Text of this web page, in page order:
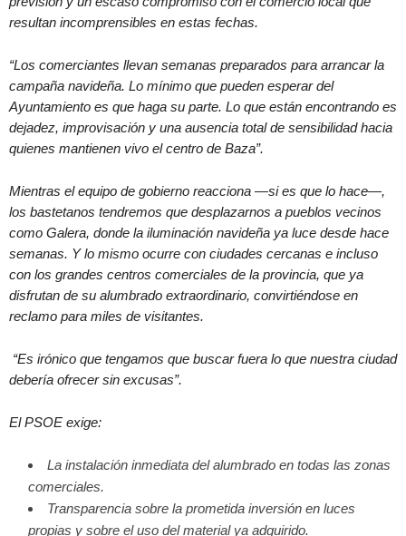
resultan incomprensibles en estas fechas.
“Los comerciantes llevan semanas preparados para arrancar la
campaña navideña. Lo mínimo que pueden esperar del
Ayuntamiento es que haga su parte. Lo que están encontrando es
dejadez, improvisación y una ausencia total de sensibilidad hacia
quienes mantienen vivo el centro de Baza”.
Mientras el equipo de gobierno reacciona —si es que lo hace—,
los bastetanos tendremos que desplazarnos a pueblos vecinos
como Galera, donde la iluminación navideña ya luce desde hace
semanas. Y lo mismo ocurre con ciudades cercanas e incluso
con los grandes centros comerciales de la provincia, que ya
disfrutan de su alumbrado extraordinario, convirtiéndose en
reclamo para miles de visitantes.
“Es irónico que tengamos que buscar fuera lo que nuestra ciudad
debería ofrecer sin excusas”.
El PSOE exige:
La instalación inmediata del alumbrado en todas las zonas
comerciales.
Transparencia sobre la prometida inversión en luces
propias y sobre el uso del material ya adquirido.